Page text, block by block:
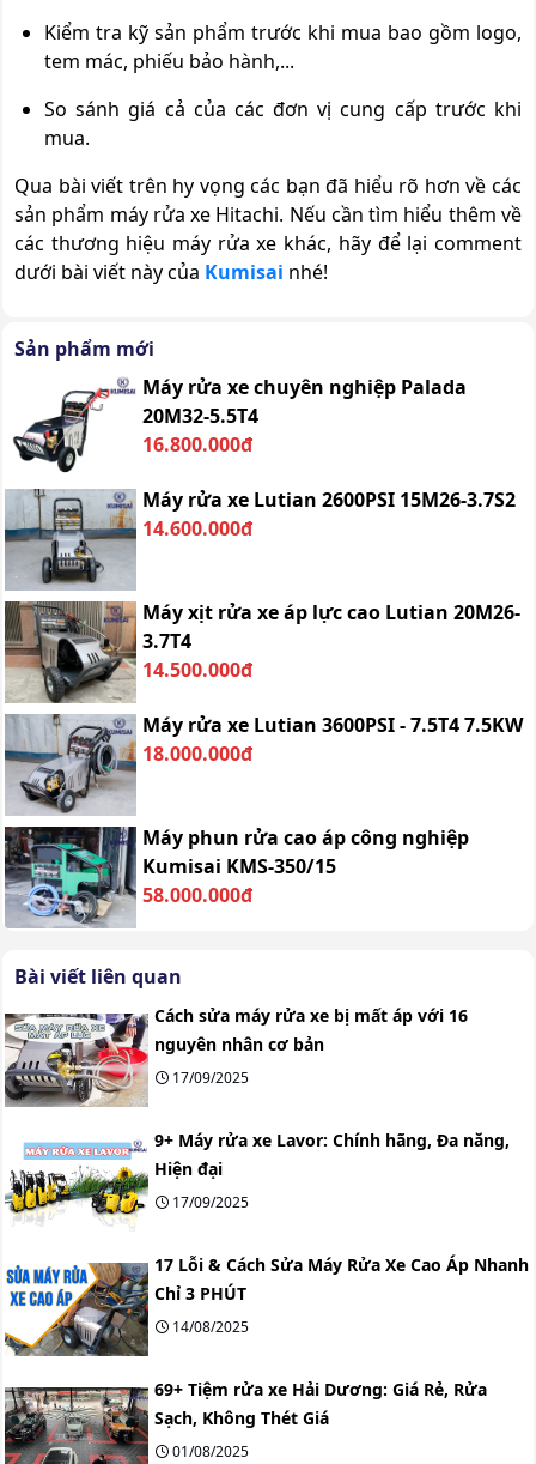
Kiểm tra kỹ sản phẩm trước khi mua bao gồm logo,
tem mác, phiếu bảo hành,...
So sánh giá cả của các đơn vị cung cấp trước khi
mua.
Qua bài viết trên hy vọng các bạn đã hiểu rõ hơn về các
sản phẩm máy rửa xe Hitachi. Nếu cần tìm hiểu thêm về
các thương hiệu máy rửa xe khác, hãy để lại comment
dưới bài viết này của Kumisai nhé!
Sản phẩm mới
Máy rửa xe chuyên nghiệp Palada
20M32-5.5T4
16.800.000đ
Máy rửa xe Lutian 2600PSI 15M26-3.7S2
14.600.000đ
Máy xịt rửa xe áp lực cao Lutian 20M26-
3.7T4
14.500.000đ
Máy rửa xe Lutian 3600PSI - 7.5T4 7.5KW
18.000.000đ
Máy phun rửa cao áp công nghiệp
Kumisai KMS-350/15
58.000.000đ
Bài viết liên quan
Cách sửa máy rửa xe bị mất áp với 16
nguyên nhân cơ bản
17/09/2025
9+ Máy rửa xe Lavor: Chính hãng, Đa năng,
Hiện đại
17/09/2025
17 Lỗi & Cách Sửa Máy Rửa Xe Cao Áp Nhanh
Chỉ 3 PHÚT
14/08/2025
69+ Tiệm rửa xe Hải Dương: Giá Rẻ, Rửa
Sạch, Không Thét Giá
01/08/2025